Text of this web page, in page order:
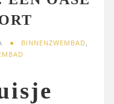
BINNENZWEMBAD